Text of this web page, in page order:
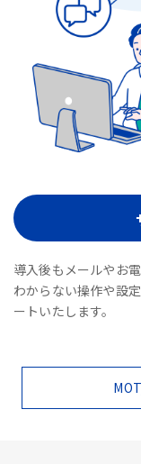
導入後もメールやお
わからない操作や設
ートいたします。